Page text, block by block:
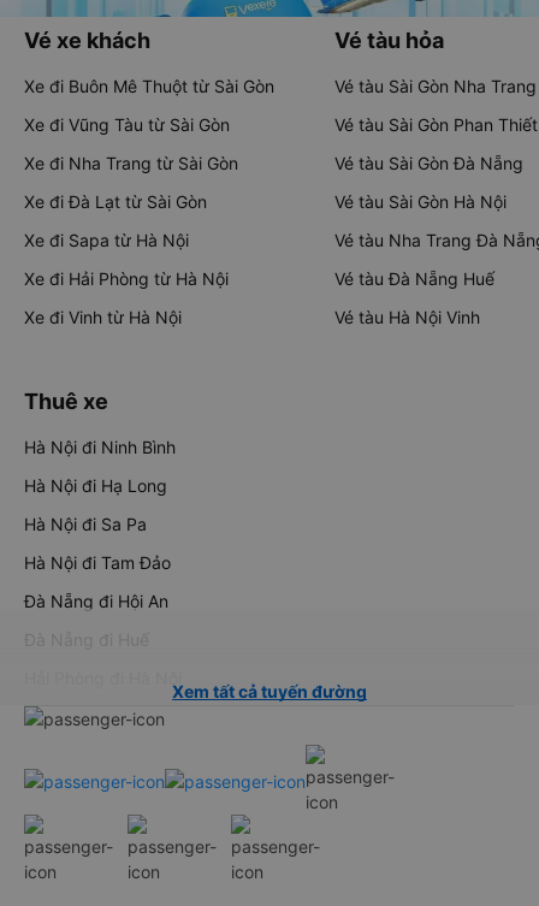
Vé xe khách
Xe đi Buôn Mê Thuột từ Sài Gòn
Xe đi Vũng Tàu từ Sài Gòn
Xe đi Nha Trang từ Sài Gòn
Xe đi Đà Lạt từ Sài Gòn
Xe đi Sapa từ Hà Nội
Xe đi Vinh từ Hà Nội
Vé tàu hỏa
Vé tàu Sài Gòn Nha Trang
Vé tàu Sài Gòn Phan Thiết
Vé tàu Sài Gòn Đà Nẵng
Vé tàu Sài Gòn Hà Nội
Vé tàu Nha Trang Đà
Thuê xe
Hà Nội đi Ninh Bình
Hà Nội đi Hạ Long
Hà Nội đi Sa Pa
Đà Nẵng đi Huế
Hải Phòng đi Hà Nội
Xem tất cả tuyến đường